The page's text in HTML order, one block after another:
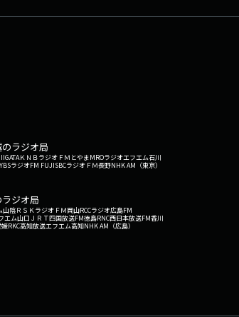
ラジオ局
ＫＮＢラジオ ＦＭとやまMROラジオエフエム石川
YBSラジオFM FUJISBCラジオ ＦＭ長野NHK AM（東京）
ジオ局
山陰ＲＳＫラジオ ＦＭ岡山RCCラジオ広島FM
エム山口 ＪＲＴ四国放送FM徳島RNC西日本放送FM香川
媛RKC高知放送エフエム高知NHK AM（広島）